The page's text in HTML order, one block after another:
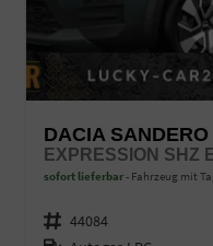
DACIA SANDERO
EXPRESSION SHZ
sofort lieferbar Fahrzeug mit
Fahrzeugnr. 44084